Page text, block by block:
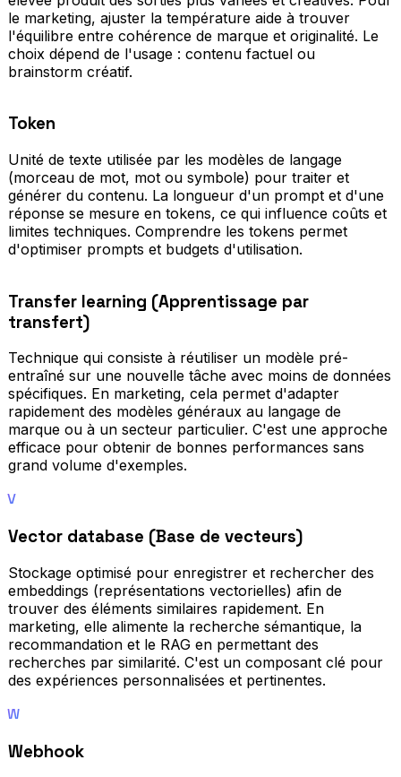
le marketing, ajuster la température aide à trouver
l'équilibre entre cohérence de marque et originalité. Le
choix dépend de l'usage : contenu factuel ou
brainstorm créatif.
Token
Unité de texte utilisée par les modèles de langage
(morceau de mot, mot ou symbole) pour traiter et
générer du contenu. La longueur d'un prompt et d'une
réponse se mesure en tokens, ce qui influence coûts et
limites techniques. Comprendre les tokens permet
d'optimiser prompts et budgets d'utilisation.
Transfer learning (Apprentissage par
transfert)
Technique qui consiste à réutiliser un modèle pré-
entraîné sur une nouvelle tâche avec moins de données
spécifiques. En marketing, cela permet d'adapter
rapidement des modèles généraux au langage de
marque ou à un secteur particulier. C'est une approche
efficace pour obtenir de bonnes performances sans
grand volume d'exemples.
V
Vector database (Base de vecteurs)
Stockage optimisé pour enregistrer et rechercher des
embeddings (représentations vectorielles) afin de
trouver des éléments similaires rapidement. En
marketing, elle alimente la recherche sémantique, la
recommandation et le RAG en permettant des
recherches par similarité. C'est un composant clé pour
des expériences personnalisées et pertinentes.
W
Webhook